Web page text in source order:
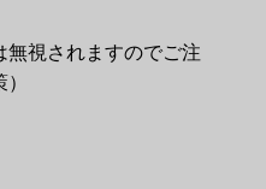
無視されますのでご注